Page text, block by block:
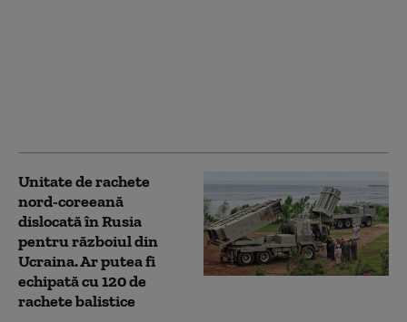
Unitate de rachete
nord-coreeană
dislocată în Rusia
pentru războiul din
Ucraina. Ar putea fi
echipată cu 120 de
rachete balistice